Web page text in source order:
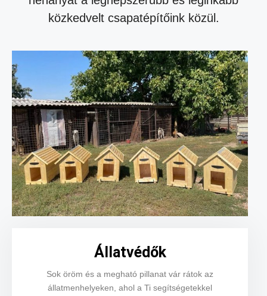
közkedvelt csapatépítőink közül.
Állatvédők
Sok öröm és a megható pillanat vár rátok az
állatmenhelyeken, ahol a Ti segítségetekkel